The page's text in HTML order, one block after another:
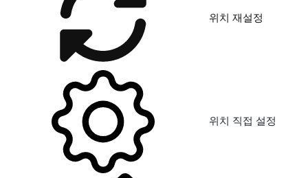
위치 재설정
위치 직접 설정